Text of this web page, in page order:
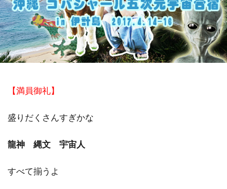
【満員御礼】
盛りだくさんすぎかな
龍神 縄文 宇宙人
すべて揃うよ
祓い
覚醒の学校 農業
金沢市
鎮魂
非二元
検索